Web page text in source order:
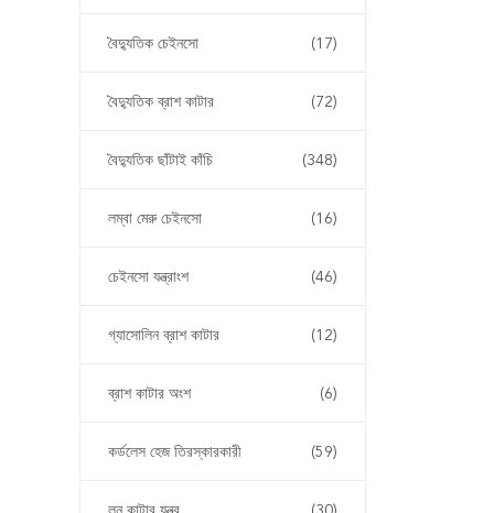
বৈদ্যুতিক চেইনসো (17)
বৈদ্যুতিক ব্রাশ কাটার (72)
বৈদ্যুতিক ছাঁটাই কাঁচি (348)
লম্বা মেরু চেইনসো (16)
চেইনসো যন্ত্রাংশ (46)
গ্যাসোলিন ব্রাশ কাটার (12)
ব্রাশ কাটার অংশ (6)
কর্ডলেস হেজ তিরস্কারকারী (59)